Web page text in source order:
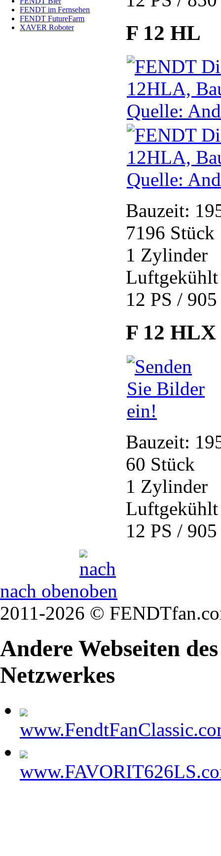
FENDT im Fernsehen
FENDT FutureFarm
XAVER Roboter
F 12 HL
Bauzeit:
7196 Stück
1 Zylinder
Luftgekühlt
12 PS /
F 12 HLX
Bauzeit:
60 Stück
1 Zylinder
Luftgekühlt
12 PS /
nach oben
2011-2026 ©
Andere Webseiten
Netzwerkes